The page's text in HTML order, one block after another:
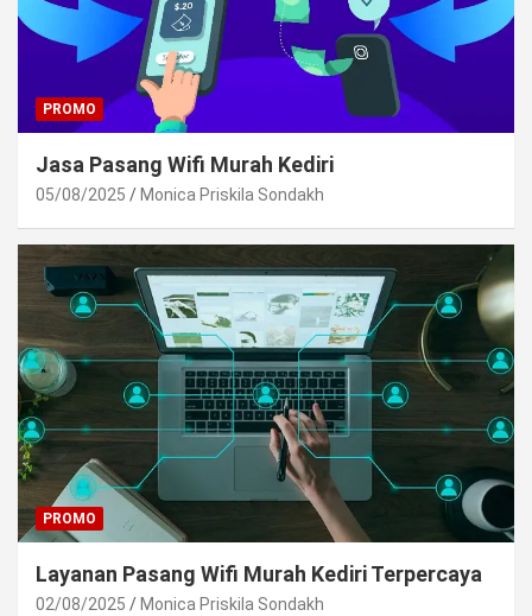
PROMO
Jasa Pasang Wifi Murah Kediri
05/08/2025 Monica Priskila Sondakh
PROMO
Layanan Pasang Wifi Murah Kediri Terpercaya
02/08/2025 Monica Priskila Sondakh